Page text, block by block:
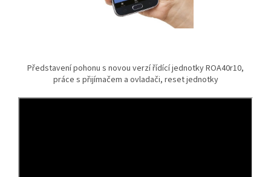
Představení pohonu s novou verzí řídící jednotky ROA40r10,
práce s přijímačem a ovladači, reset jednotky